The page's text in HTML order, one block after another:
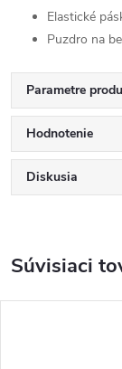
Elastické
Puzdro na
Parametre
Hodnotenie
Diskusia
Súvisiaci